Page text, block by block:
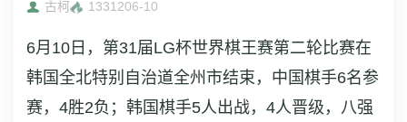
古柯 1331206-10
6月10日，第31届LG杯世界棋王赛第二轮比赛在
韩国全北特别自治道全州市结束，中国棋手6名参
赛，4胜2负；韩国棋手5人出战，4人晋级，八强